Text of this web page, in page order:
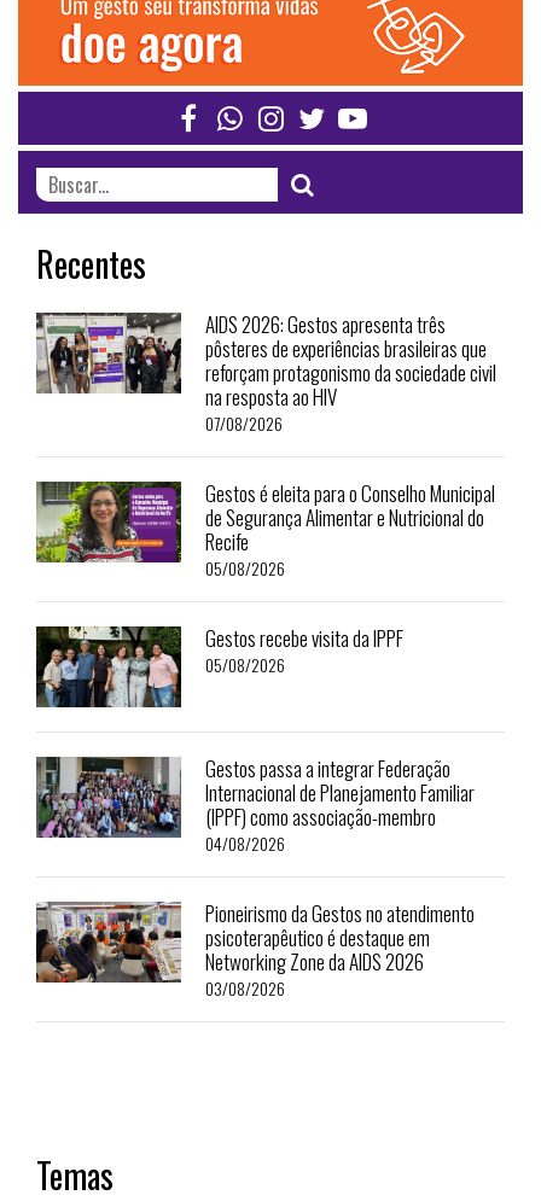
Recentes
AIDS 2026: Gestos apresenta três
pôsteres de experiências brasileiras que
reforçam protagonismo da sociedade civil
na resposta ao HIV
07/08/2026
Gestos é eleita para o Conselho Municipal
de Segurança Alimentar e Nutricional do
Recife
05/08/2026
Gestos recebe visita da IPPF
05/08/2026
Gestos passa a integrar Federação
Internacional de Planejamento Familiar
(IPPF) como associação-membro
04/08/2026
Pioneirismo da Gestos no atendimento
psicoterapêutico é destaque em
Networking Zone da AIDS 2026
03/08/2026
Temas